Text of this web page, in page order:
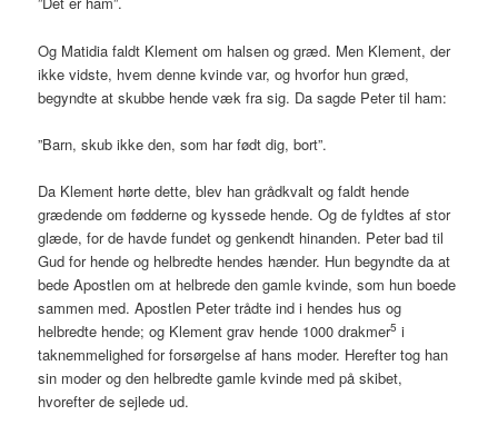
Og Matidia faldt Klement om halsen og græd. Men Klement, der
ikke vidste, hvem denne kvinde var, og hvorfor hun græd,
begyndte at skubbe hende væk fra sig. Da sagde Peter til ham:
”Barn, skub ikke den, som har født dig, bort”.
Da Klement hørte dette, blev han grådkvalt og faldt hende
grædende om fødderne og kyssede hende. Og de fyldtes af stor
glæde, for de havde fundet og genkendt hinanden. Peter bad til
Gud for hende og helbredte hendes hænder. Hun begyndte da at
bede Apostlen om at helbrede den gamle kvinde, som hun boede
sammen med. Apostlen Peter trådte ind i hendes hus og
helbredte hende; og Klement grav hende 1000 drakmer5 i
taknemmelighed for forsørgelse af hans moder. Herefter tog han
sin moder og den helbredte gamle kvinde med på skibet,
hvorefter de sejlede ud.